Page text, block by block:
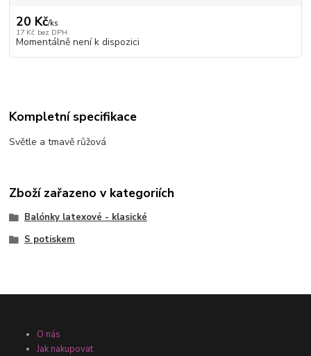
20 Kč/ks
17 Kč bez DPH
Momentálně není k dispozici
Kompletní specifikace
Světle a tmavě růžová
Zboží zařazeno v kategoriích
Balónky latexové - klasické
S potiskem
O nás
Jak nakupovat